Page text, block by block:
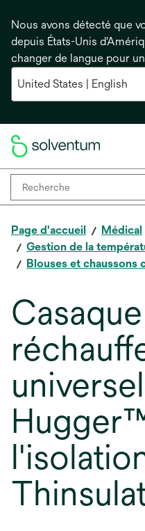
Nous avons détecté que
depuis États-Unis
changer de langue pour
Page d'accueil Médical
Gestion de la
Blouses et chaussons